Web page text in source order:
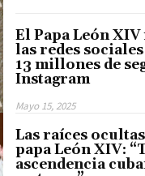
El Papa León
las redes
13 millones de
Instagram
Mayo 15, 2025
Las raíces
papa León XIV:
ascendencia